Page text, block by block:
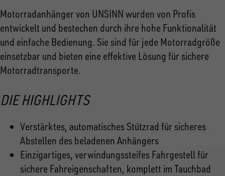
Motorradanhänger von UNSINN wurden von Profis
entwickelt und bestechen durch ihre hohe Funktionalität
und einfache Bedienung. Sie sind für jede Motorradgröße
einsetzbar und bieten eine effektive Lösung für sichere
Motorradtransporte.
DIE HIGHLIGHTS
Verstärktes, automatisches Stützrad für sicheres
Abstellen des beladenen Anhängers
Einzigartiges, verwindungssteifes Fahrgestell für
sichere Fahreigenschaften, komplett im Tauchbad